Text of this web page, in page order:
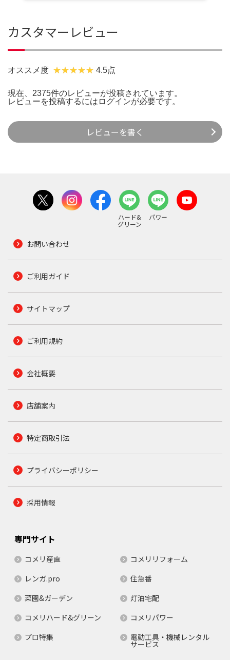
カスタマーレビュー
オススメ度 4.5点
現在、2375件のレビューが投稿されています。
レビューを投稿するには ログインが必要です。
レビューを書く
ハード&
グリーン
パワー
お問い合わせ
ご利用ガイド
サイトマップ
ご利用規約
会社概要
店舗案内
特定商取引法
プライバシーポリシー
採用情報
専門サイト
コメリ産直
コメリリフォーム
レンガ.pro
住急番
菜園&ガーデン
灯油宅配
コメリハード&グリーン
コメリパワー
プロ特集
電動工具・機械レンタル
サービス